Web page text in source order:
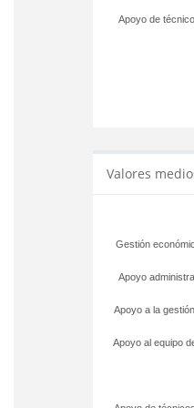
Apoyo de
Valores
Apoyo al equipo
Apoyo a la
Apoyo
Gestión